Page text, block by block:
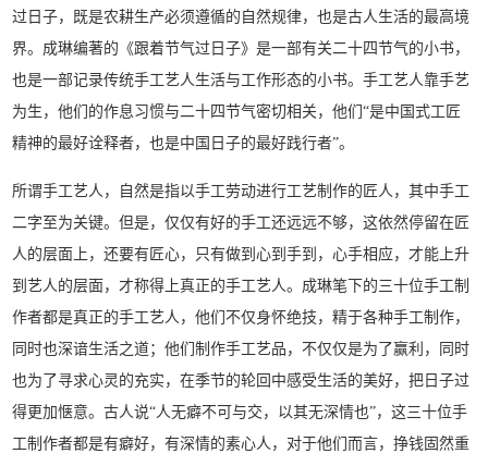
过日子，既是农耕生产必须遵循的自然规律，也是古人生活的最高境
界。成琳编著的《跟着节气过日子》是一部有关二十四节气的小书，
也是一部记录传统手工艺人生活与工作形态的小书。手工艺人靠手艺
为生，他们的作息习惯与二十四节气密切相关，他们“是中国式工匠
精神的最好诠释者，也是中国日子的最好践行者”。
所谓手工艺人，自然是指以手工劳动进行工艺制作的匠人，其中手工
二字至为关键。但是，仅仅有好的手工还远远不够，这依然停留在匠
人的层面上，还要有匠心，只有做到心到手到，心手相应，才能上升
到艺人的层面，才称得上真正的手工艺人。成琳笔下的三十位手工制
作者都是真正的手工艺人，他们不仅身怀绝技，精于各种手工制作，
同时也深谙生活之道；他们制作手工艺品，不仅仅是为了赢利，同时
也为了寻求心灵的充实，在季节的轮回中感受生活的美好，把日子过
得更加惬意。古人说“人无癖不可与交，以其无深情也”，这三十位手
工制作者都是有癖好，有深情的素心人，对于他们而言，挣钱固然重